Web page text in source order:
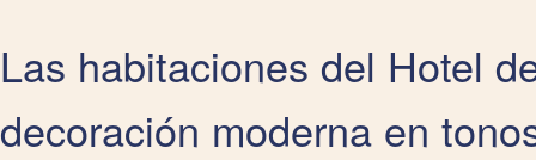
Las habitaciones del Hotel
decoración moderna en